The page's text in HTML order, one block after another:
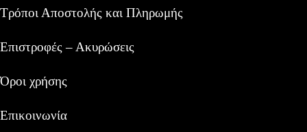
Τρόποι Αποστολής και Πληρωμής
Επιστροφές – Ακυρώσεις
Όροι χρήσης
Επικοινωνία